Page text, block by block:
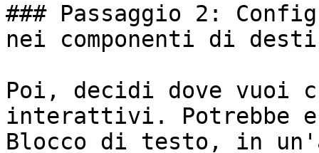
### Passaggio 2:
nei componenti di
Poi, decidi dove vuoi
interattivi. Potrebbe
Blocco di testo, in